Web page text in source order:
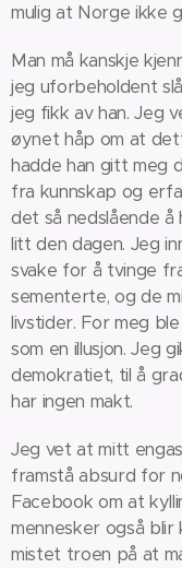
mulig at Norge ikke
Man må kanskje
jeg uforbeholdent
jeg fikk av han. Jeg
øynet håp om at
hadde han gitt meg
fra kunnskap og
det så nedslående å
litt den dagen. Jeg
svake for å tvinge
sementerte, og de
livstider. For meg
som en illusjon. Jeg
demokratiet, til å
har ingen makt.
Jeg vet at mitt
framstå absurd for
Facebook om at
mennesker også
mistet troen på at